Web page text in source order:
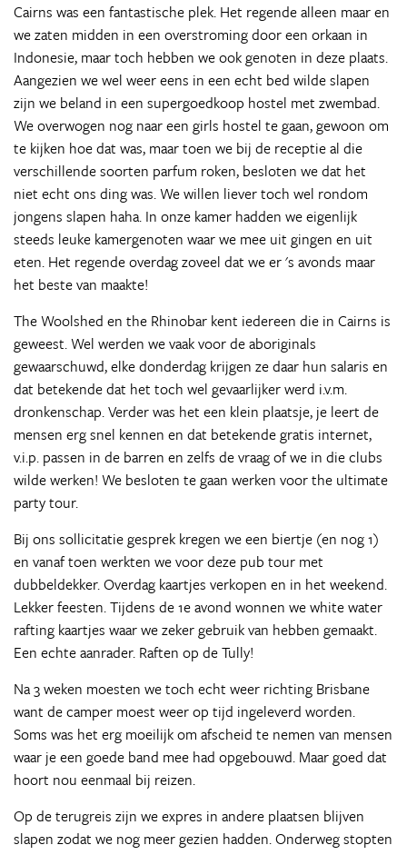
Cairns was een fantastische plek. Het regende alleen maar en
we zaten midden in een overstroming door een orkaan in
Indonesie, maar toch hebben we ook genoten in deze plaats.
Aangezien we wel weer eens in een echt bed wilde slapen
zijn we beland in een supergoedkoop hostel met zwembad.
We overwogen nog naar een girls hostel te gaan, gewoon om
te kijken hoe dat was, maar toen we bij de receptie al die
verschillende soorten parfum roken, besloten we dat het
niet echt ons ding was. We willen liever toch wel rondom
jongens slapen haha. In onze kamer hadden we eigenlijk
steeds leuke kamergenoten waar we mee uit gingen en uit
eten. Het regende overdag zoveel dat we er 's avonds maar
het beste van maakte!
The Woolshed en the Rhinobar kent iedereen die in Cairns is
geweest. Wel werden we vaak voor de aboriginals
gewaarschuwd, elke donderdag krijgen ze daar hun salaris en
dat betekende dat het toch wel gevaarlijker werd i.v.m.
dronkenschap. Verder was het een klein plaatsje, je leert de
mensen erg snel kennen en dat betekende gratis internet,
v.i.p. passen in de barren en zelfs de vraag of we in die clubs
wilde werken! We besloten te gaan werken voor the ultimate
party tour.
Bij ons sollicitatie gesprek kregen we een biertje (en nog 1)
en vanaf toen werkten we voor deze pub tour met
dubbeldekker. Overdag kaartjes verkopen en in het weekend.
Lekker feesten. Tijdens de 1e avond wonnen we white water
rafting kaartjes waar we zeker gebruik van hebben gemaakt.
Een echte aanrader. Raften op de Tully!
Na 3 weken moesten we toch echt weer richting Brisbane
want de camper moest weer op tijd ingeleverd worden.
Soms was het erg moeilijk om afscheid te nemen van mensen
waar je een goede band mee had opgebouwd. Maar goed dat
hoort nou eenmaal bij reizen.
Op de terugreis zijn we expres in andere plaatsen blijven
slapen zodat we nog meer gezien hadden. Onderweg stopten